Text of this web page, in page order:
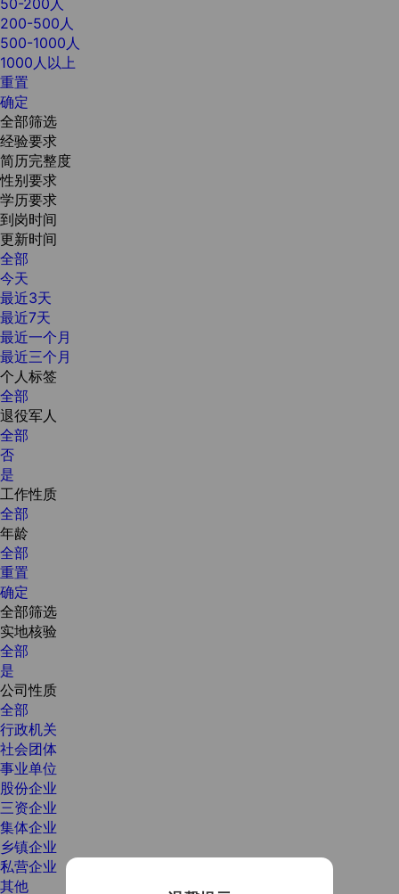
200-500人
500-1000人
1000人以上
重置
确定
全部筛选
经验要求
简历完整度
性别要求
学历要求
到岗时间
更新时间
全部
今天
最近3天
最近7天
最近一个月
最近三个月
个人标签
全部
退役军人
全部
否
是
工作性质
全部
年龄
全部
重置
确定
全部筛选
实地核验
全部
是
公司性质
全部
行政机关
社会团体
事业单位
股份企业
三资企业
集体企业
乡镇企业
私营企业
其他